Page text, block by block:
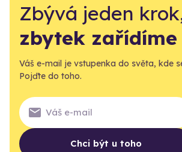
Zbývá jeden
zbytek
Váš e-mail je vstupenka do světa, kde
Pojďte do toho.
Chci být u toho